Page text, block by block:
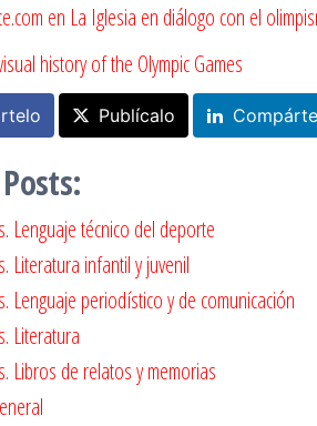
en La Iglesia en diálogo con el
history of the Olympic Games
Publícalo
Lenguaje técnico del deporte
Literatura infantil y juvenil
Lenguaje periodístico y de comunicación
Literatura
Libros de relatos y memorias